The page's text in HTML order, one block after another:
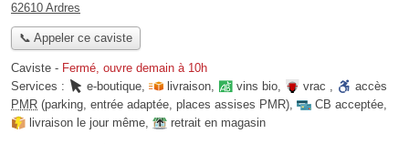
62610 Ardres
📞 Appeler ce caviste
Caviste - Fermé, ouvre demain à 10h
Services :
e-boutique, livraison, vins bio, vrac ,
accès
PMR (parking, entrée adaptée, places assises PMR), CB acceptée,
livraison le jour même,
retrait en magasin